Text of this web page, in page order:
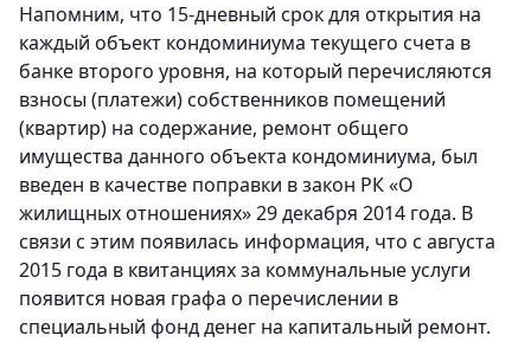
Напомним, что 15-дневный срок для открытия на
каждый объект кондоминиума текущего счета в
банке второго уровня, на который перечисляются
взносы (платежи) собственников помещений
(квартир) на содержание, ремонт общего
имущества данного объекта кондоминиума, был
введен в качестве поправки в закон РК «О
жилищных отношениях» 29 декабря 2014 года. В
связи с этим появилась информация, что с августа
2015 года в квитанциях за коммунальные услуги
появится новая графа о перечислении в
специальный фонд денег на капитальный ремонт.